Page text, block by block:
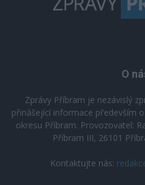
O
Zprávy Příbram je nezávislý
přinášející informace především
okresu Příbram. Provozovatel:
Příbram III, 26101
Kontaktujte nás: